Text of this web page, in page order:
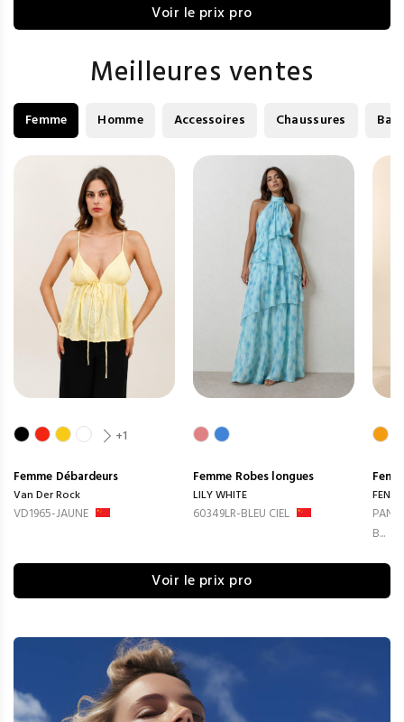
Voir le prix pro
Meilleures ventes
Femme Homme Accessoires Chaussures
+1
Femme Débardeurs
Van Der Rock
VD1965-JAUNE
Femme Robes longues
LILY WHITE
60349LR-BLEU CIEL
B...
Voir le prix pro